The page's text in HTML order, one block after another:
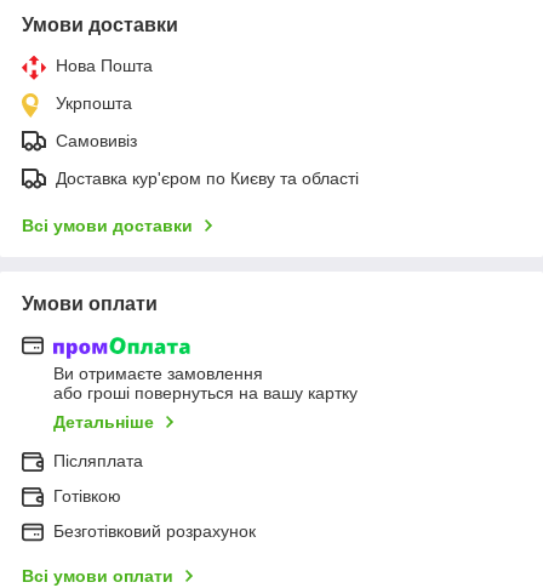
Умови доставки
Нова Пошта
Укрпошта
Самовивіз
Доставка кур'єром по Києву та області
Всі умови доставки
Умови оплати
Ви отримаєте замовлення
або гроші повернуться на вашу картку
Детальніше
Післяплата
Готівкою
Безготівковий розрахунок
Всі умови оплати